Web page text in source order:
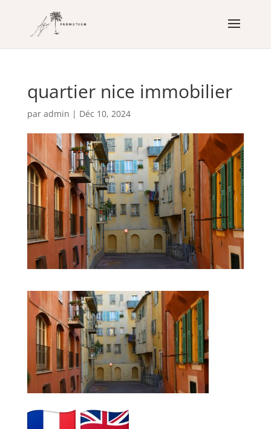
quartier nice immobilier
par admin | Déc 10, 2024